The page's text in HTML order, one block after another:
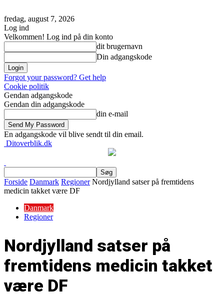
fredag, august 7, 2026
Log ind
Velkommen! Log ind på din konto
dit brugernavn
Din adgangskode
Forgot your password? Get help
Cookie politik
Gendan adgangskode
Gendan din adgangskode
din e-mail
En adgangskode vil blive sendt til din email.
Ditoverblik.dk
Forside Danmark Regioner Nordjylland satser på fremtidens
medicin takket være DF
Danmark
Regioner
Nordjylland satser på
fremtidens medicin takket
være DF